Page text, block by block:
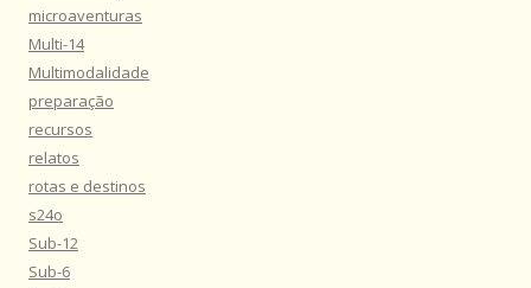
microaventuras
Multi-14
Multimodalidade
preparação
recursos
relatos
rotas e destinos
s24o
Sub-12
Sub-6